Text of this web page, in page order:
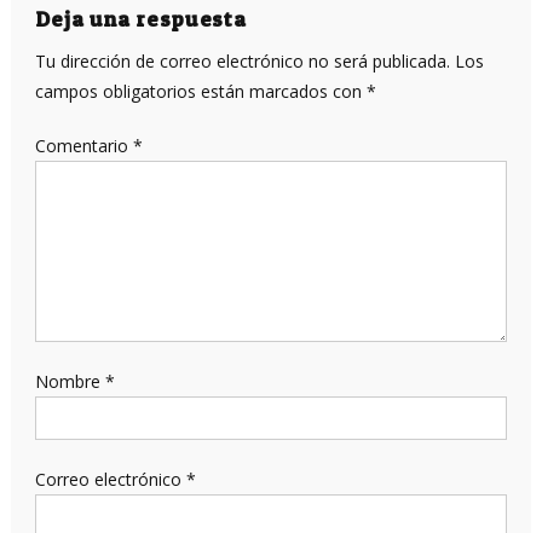
entradas
Deja una respuesta
Tu dirección de correo electrónico no será publicada. Los
campos obligatorios están marcados con *
Comentario *
Nombre *
Correo electrónico *